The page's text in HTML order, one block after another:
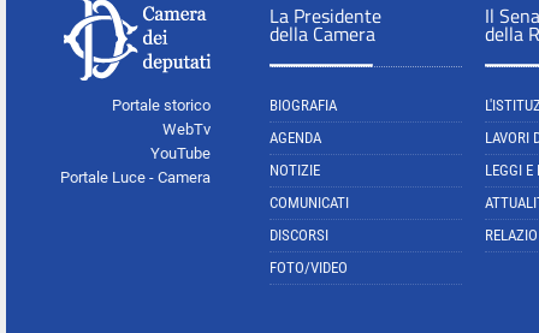
Portale storico
WebTv
YouTube
Portale Luce - Camera
La Presidente
della Camera
BIOGRAFIA
AGENDA
NOTIZIE
COMUNICATI
DISCORSI
FOTO/VIDEO
Il
della
LAVORI
LEGGI E